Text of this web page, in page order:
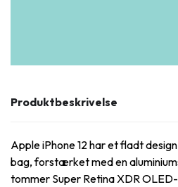
Produktbeskrivelse
Apple iPhone 12 har et fladt
bag, forstærket med en
tommer Super Retina XDR